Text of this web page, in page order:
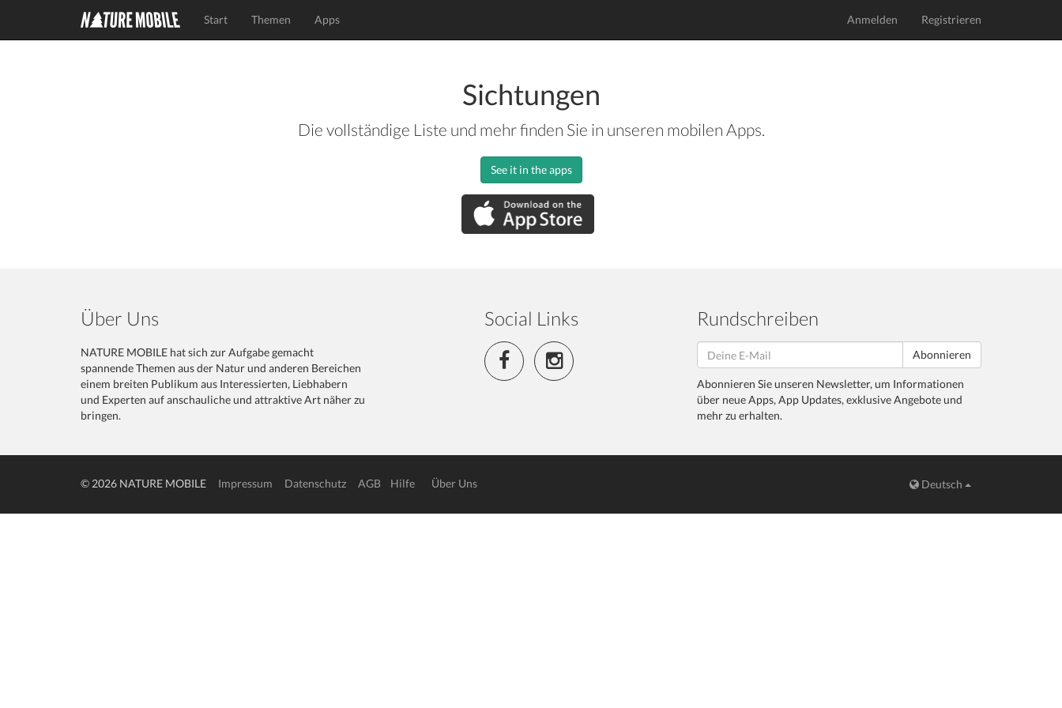
Start Themen Apps Anmelden Registrieren
Sichtungen
Die vollständige Liste und mehr finden Sie in unseren mobilen Apps.
See it in the apps
Über Uns
NATURE MOBILE hat sich zur Aufgabe gemacht
spannende Themen aus der Natur und anderen Bereichen
einem breiten Publikum aus Interessierten, Liebhabern
und Experten auf anschauliche und attraktive Art näher zu
bringen.
Social Links Rundschreiben
Abonnieren
Abonnieren Sie unseren Newsletter, um Informationen
über neue Apps, App Updates, exklusive Angebote und
mehr zu erhalten.
© 2026 NATURE MOBILE Impressum Datenschutz AGB Hilfe Über Uns Deutsch